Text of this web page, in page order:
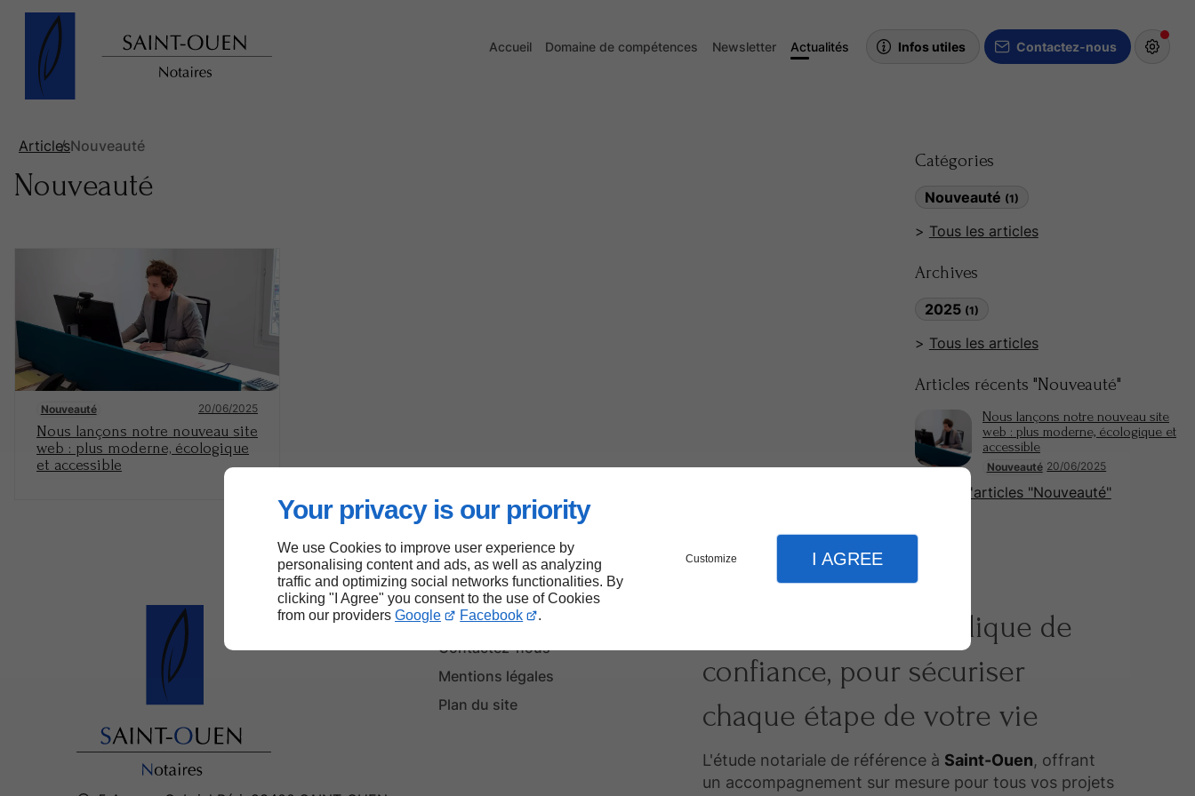
Your privacy is our priority
We use Cookies to improve user experience by
personalising content and ads, as well as analyzing
traffic and optimizing social networks functionalities. By
clicking "I Agree" you consent to the use of Cookies
from our providers Google Facebook .
Customize I AGREE
Accueil Domaine de compétences Newsletter Actualités Infos utiles Contactez-nous
Catégories
Nouveauté (1)
Tous les articles
Archives
2025 (1)
Tous les articles
Articles récents "Nouveauté"
Nouveauté 20/06/2025
Nous lançons notre nouveau site
web : plus moderne, écologique et
accessible
Plus d'articles "Nouveauté"
ArticlesNouveauté
Nouveauté
Nouveauté 20/06/2025
Nous lançons notre nouveau site
web : plus moderne, écologique
et accessible
Accueil
Contactez-nous
Mentions légales
Plan du site
Votre partenaire juridique de
confiance, pour sécuriser
chaque étape de votre vie
L'étude notariale de référence à Saint-Ouen, offrant
un accompagnement sur mesure pour tous vos projets